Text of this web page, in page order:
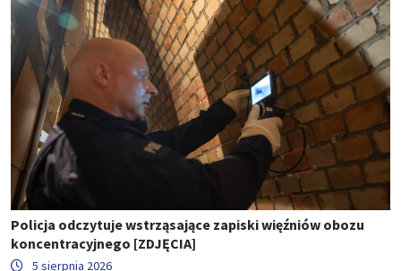
Policja odczytuje wstrząsające zapiski więźniów obozu
koncentracyjnego [ZDJĘCIA]
5 sierpnia 2026